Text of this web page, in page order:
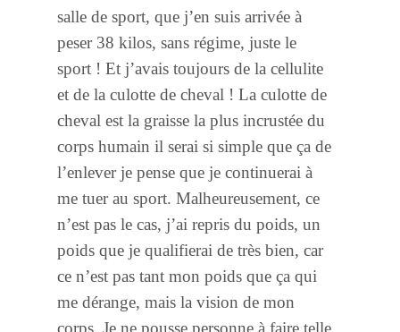
salle de sport, que j’en suis arrivée à
peser 38 kilos, sans régime, juste le
sport ! Et j’avais toujours de la cellulite
et de la culotte de cheval ! La culotte de
cheval est la graisse la plus incrustée du
corps humain il serai si simple que ça de
l’enlever je pense que je continuerai à
me tuer au sport. Malheureusement, ce
n’est pas le cas, j’ai repris du poids, un
poids que je qualifierai de très bien, car
ce n’est pas tant mon poids que ça qui
me dérange, mais la vision de mon
corps. Je ne pousse personne à faire telle